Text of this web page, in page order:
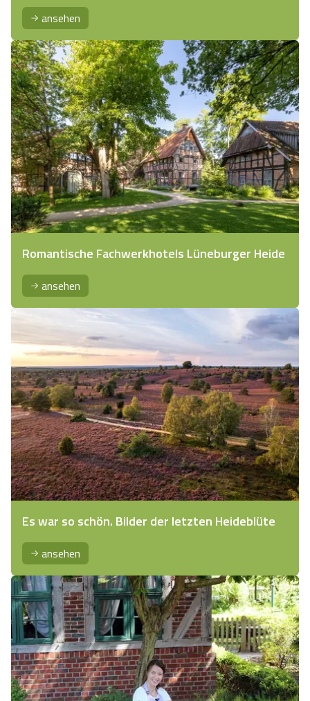
ansehen
Romantische Fachwerkhotels Lüneburger Heide
ansehen
Es war so schön. Bilder der letzten Heideblüte
ansehen